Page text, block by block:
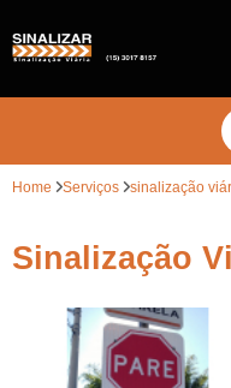
Home Serviços sinalização
Sinalização